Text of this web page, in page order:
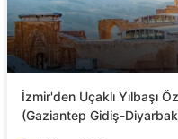
İzmir'den Uçaklı Yılbaşı
(Gaziantep Gidiş-